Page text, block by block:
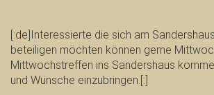
[:de]Interessierte die sich am
beteiligen möchten können gerne
Mittwochstreffen ins Sandershaus
und Wünsche einzubringen.[:]